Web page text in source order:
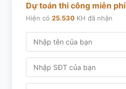
Dự toán thi công miễn phí
Hiện có 25.530 KH đã nhận